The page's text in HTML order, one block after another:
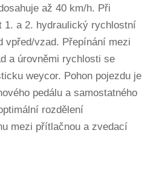
až 40 km/h. Při
1. a 2. hydraulický rychlostní
vpřed/vzad. Přepínání mezi
a úrovněmi rychlosti se
weycor. Pohon pojezdu je
pedálu a samostatného
rozdělení
mezi přítlačnou a zvedací